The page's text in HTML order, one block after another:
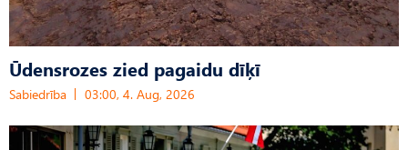
Ūdensrozes zied pagaidu dīķī
Sabiedrība 03:00, 4. Aug, 2026